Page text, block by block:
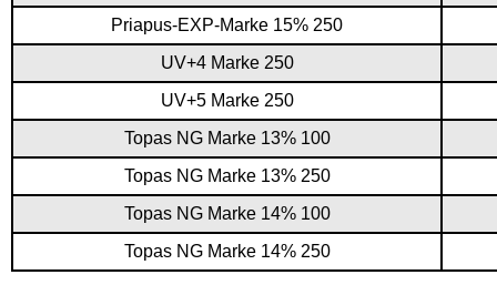
Priapus-EXP-Marke 15% 250
UV+4 Marke 250
UV+5 Marke 250
Topas NG Marke 13% 100
Topas NG Marke 13% 250
Topas NG Marke 14% 100
Topas NG Marke 14% 250